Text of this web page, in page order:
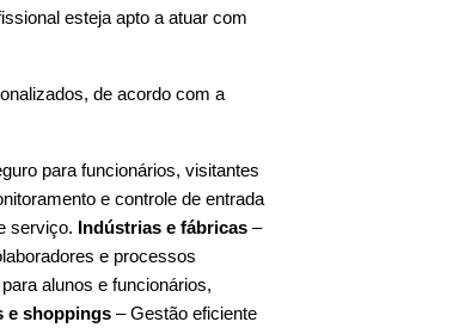
esteja apto a atuar com
de acordo com a
para funcionários, visitantes
e controle de entrada
serviço. Indústrias e fábricas –
e processos
alunos e funcionários,
e shoppings – Gestão eficiente